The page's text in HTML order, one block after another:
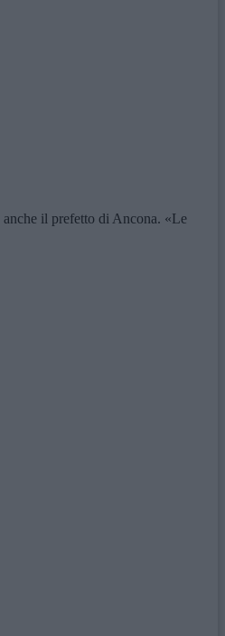
il prefetto di Ancona. «Le